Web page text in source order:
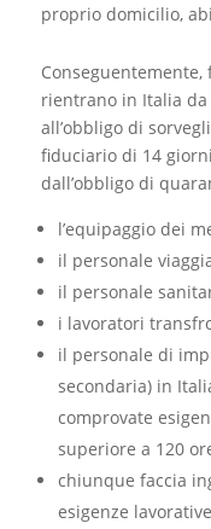
proprio domicilio,
rientrano in Italia
all’obbligo di
fiduciario di 14
dall’obbligo di
l’equipaggio dei
il personale
il personale
i lavoratori
il personale di
secondaria) in
comprovate
superiore a 120
chiunque faccia
esigenze